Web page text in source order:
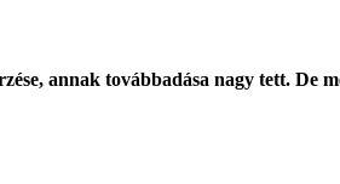
annak továbbadása nagy tett. De